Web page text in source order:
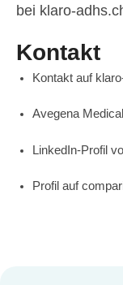
bei klaro-
Kontakt
Kontakt auf
Avegena
LinkedIn-Profil
Profil auf